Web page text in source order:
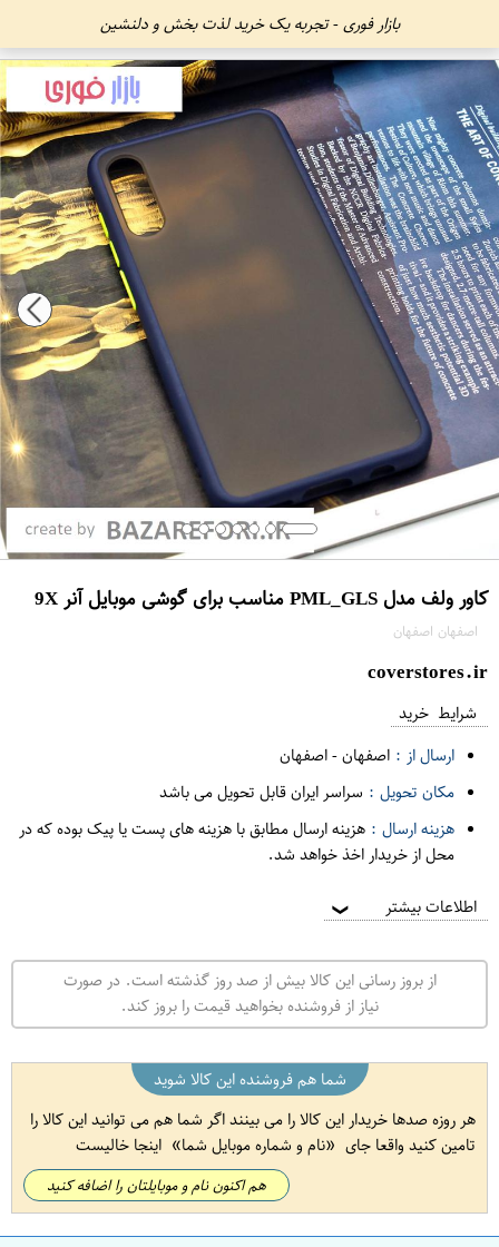
بازار فوری - تجربه یک خرید لذت بخش و دلنشین
کاور ولف مدل PML_GLS مناسب برای گوشی موبایل آنر 9X
اصفهان اصفهان
coverstores.ir
شرایط خرید
ارسال از : اصفهان-اصفهان
مکان تحویل : سراسر ایران قابل تحویل می باشد
هزینه ارسال : هزینه ارسال مطابق با هزینه های پست یا پیک بوده که در
محل از خریدار اخذ خواهد شد.
اطلاعات بیشتر ❯
از بروز رسانی این کالا بیش از صد روز گذشته است. در صورت
نیاز از فروشنده بخواهید قیمت را بروز کند.
شما هم فروشنده این کالا شوید
هر روزه صدها خریدار این کالا را می بینند اگر شما هم می توانید این کالا را
تامین کنید واقعا جای
نام و شماره موبایل شما اینجا خالیست
هم اکنون نام و موبایلتان را اضافه کنید